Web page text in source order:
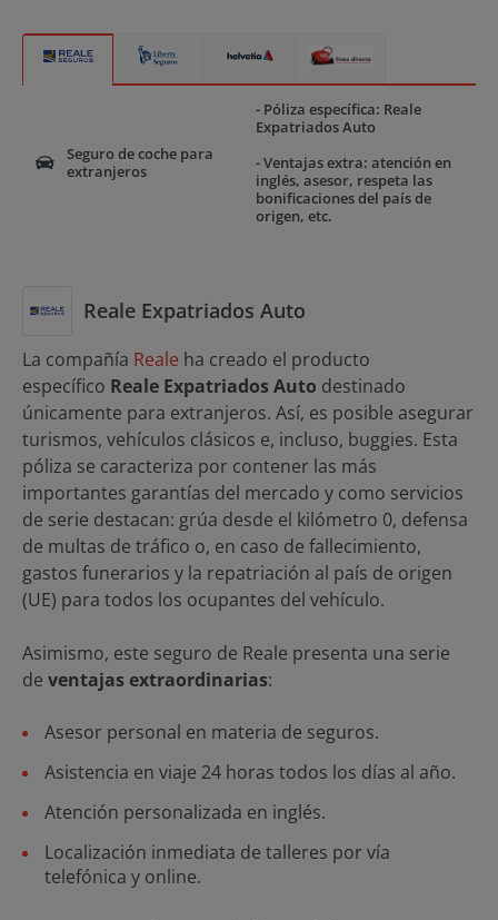
Seguro de coche para
extranjeros
- Póliza específica: Reale
Expatriados Auto
- Ventajas extra: atención en
inglés, asesor, respeta las
bonificaciones del país de
origen, etc.
Reale Expatriados Auto
La compañía Reale ha creado el producto
específico Reale Expatriados Auto destinado
únicamente para extranjeros. Así, es posible asegurar
turismos, vehículos clásicos e, incluso, buggies. Esta
póliza se caracteriza por contener las más
importantes garantías del mercado y como servicios
de serie destacan: grúa desde el kilómetro 0, defensa
de multas de tráfico o, en caso de fallecimiento,
gastos funerarios y la repatriación al país de origen
(UE) para todos los ocupantes del vehículo.
Asimismo, este seguro de Reale presenta una serie
de ventajas extraordinarias:
Asesor personal en materia de seguros.
Asistencia en viaje 24 horas todos los días al año.
Atención personalizada en inglés.
Localización inmediata de talleres por vía
telefónica y online.